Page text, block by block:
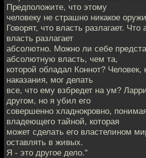
Предположите, что этому
человеку не страшно никакое
Говорят, что власть разлагает. Что
власть разлагает
абсолютно. Можно ли себе
абсолютную власть, чем та,
которой обладал Коннот? Человек,
наказания, мог делать
все, что ему взбредет на ум?
другом, но я убил его
совершенно хладнокровно,
владеющего тайной, которая
может сделать его властелином
оставлять в живых.
Я - это другое дело."